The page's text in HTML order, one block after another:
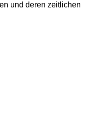
und deren zeitlichen